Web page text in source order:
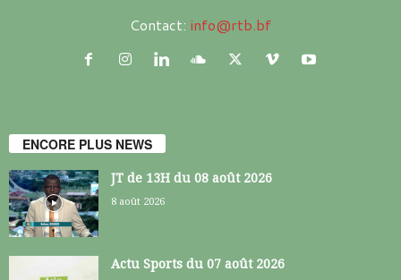
Contact: info@rtb.bf
ENCORE PLUS NEWS
JT de 13H du 08 août 2026
8 août 2026
Actu Sports du 07 août 2026